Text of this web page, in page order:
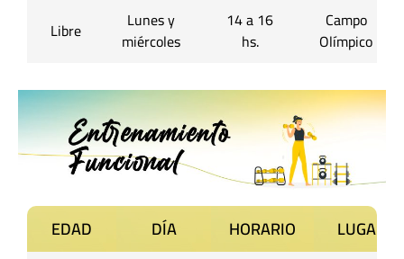
Libre
Lunes y
miércoles
14 a 16
hs.
Campo
Olímpico
EDAD DÍA HORARIO LUGAR